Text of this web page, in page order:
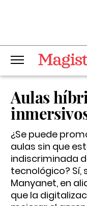
Aulas
¿Se puede
aulas sin que
indiscriminada
tecnológico? Sí,
Manyanet, en
que la